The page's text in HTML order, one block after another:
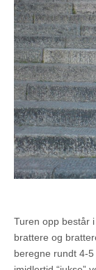
Turen opp består
brattere og
beregne rundt 4-